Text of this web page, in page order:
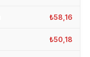
₺58,16
₺50,18